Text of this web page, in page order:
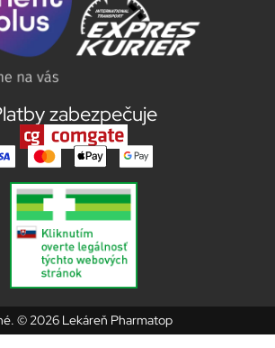
zabezpečuje
© 2026 Lekáreň Pharmatop